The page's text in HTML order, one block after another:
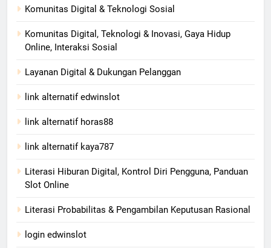
Komunitas Digital & Teknologi Sosial
Komunitas Digital, Teknologi & Inovasi, Gaya Hidup
Online, Interaksi Sosial
Layanan Digital & Dukungan Pelanggan
link alternatif edwinslot
link alternatif horas88
link alternatif kaya787
Literasi Hiburan Digital, Kontrol Diri Pengguna, Panduan
Slot Online
Literasi Probabilitas & Pengambilan Keputusan Rasional
login edwinslot